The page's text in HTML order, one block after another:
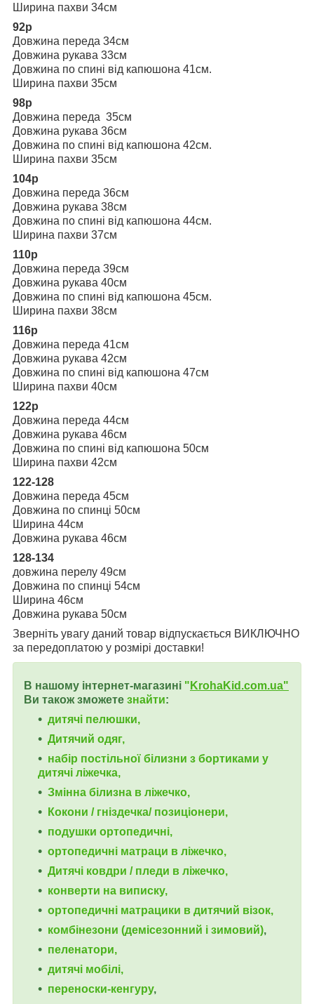
Ширина пахви 34см
92р
Довжина переда 34см
Довжина рукава 33см
Довжина по спині від капюшона 41см.
Ширина пахви 35см
98р
Довжина переда 35см
Довжина рукава 36см
Довжина по спині від капюшона 42см.
Ширина пахви 35см
104р
Довжина переда 36см
Довжина рукава 38см
Довжина по спині від капюшона 44см.
Ширина пахви 37см
110р
Довжина переда 39см
Довжина рукава 40см
Довжина по спині від капюшона 45см.
Ширина пахви 38см
116р
Довжина переда 41см
Довжина рукава 42см
Довжина по спині від капюшона 47см
Ширина пахви 40см
122р
Довжина переда 44см
Довжина рукава 46см
Довжина по спині від капюшона 50см
Ширина пахви 42см
122-128
Довжина переда 45см
Довжина по спинці 50см
Ширина 44см
Довжина рукава 46см
128-134
довжина перелу 49см
Довжина по спинці 54см
Ширина 46см
Довжина рукава 50см
Зверніть увагу даний товар відпускається ВИКЛЮЧНО
за передоплатою у розмірі доставки!
В нашому інтернет-магазині " KrohaKid.com.ua"
Ви також зможете знайти:
дитячі пелюшки,
Дитячий одяг,
набір постільної білизни з бортиками у
дитячі ліжечка,
Змінна білизна в ліжечко,
Кокони / гніздечка/ позиціонери,
подушки ортопедичні,
ортопедичні матраци в ліжечко,
Дитячі ковдри / пледи в ліжечко,
конверти на виписку,
ортопедичні матрацики в дитячий візок,
комбінезони (демісезонний і зимовий),
пеленатори,
дитячі мобілі,
переноски-кенгуру,